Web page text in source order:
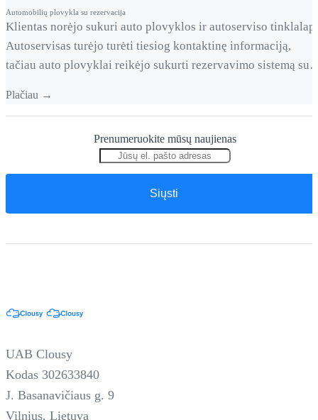
href="https://clousy.com/keliu-kalbu-el-
parduotuve/">Continued</a>
Automobilių plovykla su rezervacija
Klientas norėjo sukuri auto plovyklos ir autoserviso
Autoservisas turėjo turėti tiesiog kontaktinę informaciją,
tačiau auto plovyklai reikėjo sukurti rezervavimo sistemą su
funkcionali rezervavimo sistema Svetainės bei pačios
Bookly rezervavimo sistema atitiko visus lūkesčius nes turi ir
platų papildomų modulių asortimentą.
Plačiau →
Prenumeruokite mūsų naujienas
UAB Clousy
Kodas 302633840
J. Basanavičiaus g. 9
Vilnius, Lietuva